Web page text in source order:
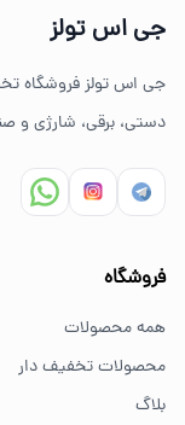
ضمانت اصالت
مشاوره تخصصی
برای کارهای
جی اس تولز
جی اس تولز فروشگاه
دستی، برقی، شارژی و
فروشگاه
همه محصولات
محصولات تخفیف دار
بلاگ